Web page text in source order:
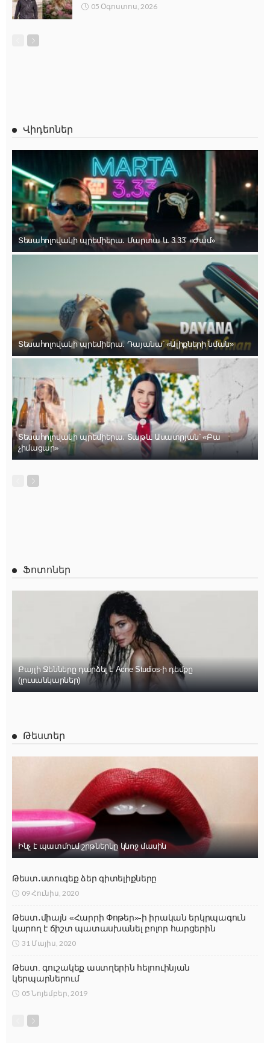
05 Օգոստոս, 2026
Վիդեոներ
Տեսահոլովակի պրեմիերա․ Մարտա և 3.33՝ «Ժամ»
Տեսահոլովակի պրեմիերա. Դայանա՝ «Ալիքների նման»
Տեսահոլովակի պրեմիերա․ Տաթև Ասատրյան՝ «Բա
չիմացար»
Ֆոտոներ
Քայլի Ջենները դարձել է Acne Studios-ի դեմքը
(լուսանկարներ)
Թեստեր
Ինչ է պատմում շրթներկը կնոջ մասին
Թեստ․ստուգեք ձեր գիտելիքները
09 Հունիս, 2020
Թեստ․միայն «Հարրի Փոթեր»-ի իրական երկրպագուն
կարող է ճիշտ պատասխանել բոլոր հարցերին
31 Մայիս, 2020
Թեստ. գուշակեք աստղերին հելոուինյան
կերպարներում
05 Նոյեմբեր, 2019